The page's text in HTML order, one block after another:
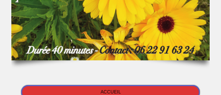
ACCUEIL